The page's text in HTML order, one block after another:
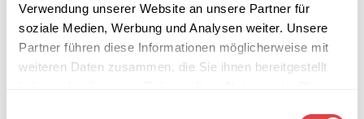
Verwendung unserer Website an unsere Partner für
soziale Medien, Werbung und Analysen weiter. Unsere
Partner führen diese Informationen möglicherweise mit
weiteren Daten zusammen, die Sie ihnen bereitgestellt